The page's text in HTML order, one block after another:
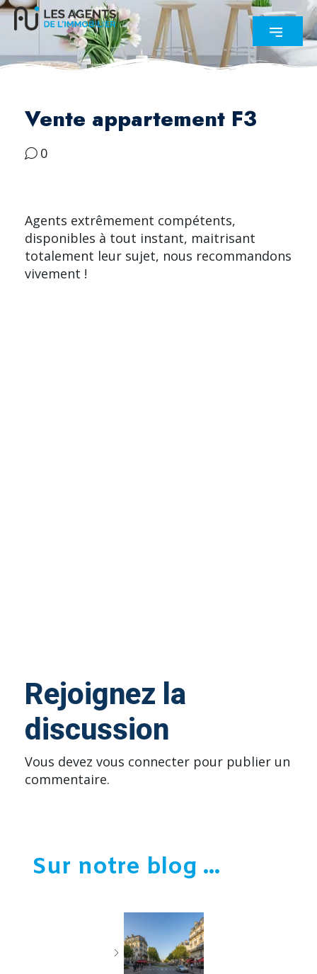
Vente appartement F3
0
Agents extrêmement compétents,
disponibles à tout instant, maitrisant
totalement leur sujet, nous recommandons
vivement !
Rejoignez la
discussion
Vous devez vous connecter pour publier un
commentaire.
Sur notre blog ...